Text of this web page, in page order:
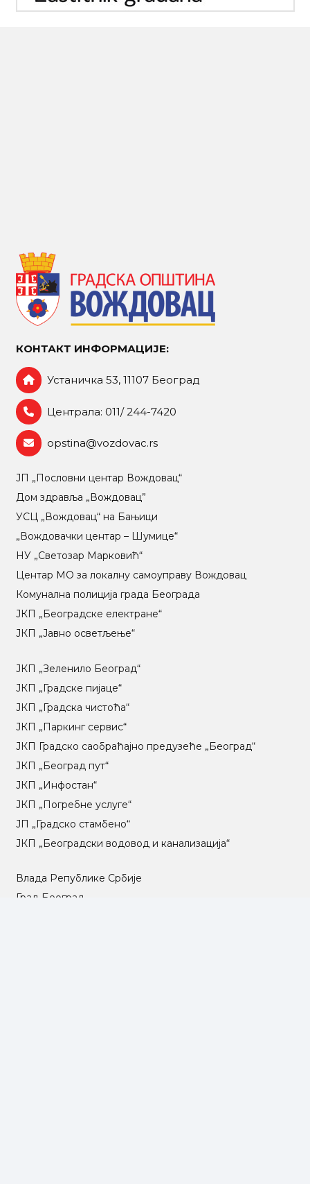
КОНТАКТ ИНФОРМАЦИЈЕ:
Устаничка 53, 11107 Београд
Централа: 011/ 244-7420
opstina@vozdovac.rs
ЈП „Пословни центар Вождовац“
Дом здравља „Вождовац”
УСЦ „Вождовац“ на Бањици
„Вождовачки центар – Шумице“
НУ „Светозар Марковић“
Центар МO за локалну самоуправу Вождовац
Комунална полиција града Београда
ЈКП „Београдске електране“
ЈКП „Јавно осветљење“
ЈКП „Зеленило Београд“
ЈКП „Градске пијаце“
ЈКП „Градска чистоћа“
ЈКП „Паркинг сервис“
ЈКП Градско саобраћајно предузеће „Београд“
ЈКП „Београд пут“
ЈКП „Инфостан“
ЈКП „Погребне услуге“
ЈП „Градско стамбено“
ЈКП „Београдски водовод и канализација“
Влада Републике Србије
Град Београд